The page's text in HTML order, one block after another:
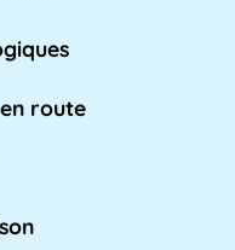
les [...]
route